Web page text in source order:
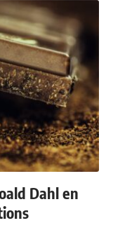
Dahl en